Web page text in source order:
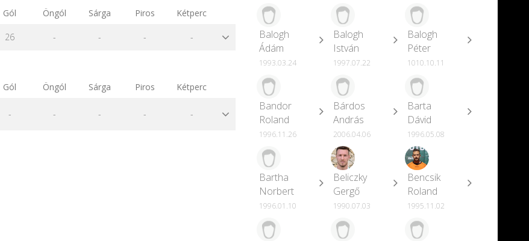
Gól Öngól Sárga Piros
Kétperc
26 - - - -
Gól Öngól Sárga Piros
Kétperc
- - - - -
Balogh
Ádám
1993.03.24
Balogh
István
1997.07.22
Balogh
Péter
1010.10.11
Bandor
Roland
1996.11.26
Bárdos
András
2006.04.06
Barta
Dávid
1996.05.08
Bartha
Norbert
1996.01.10
Beliczky
Gergő
1990.07.03
Bencsik
Roland
1995.11.02